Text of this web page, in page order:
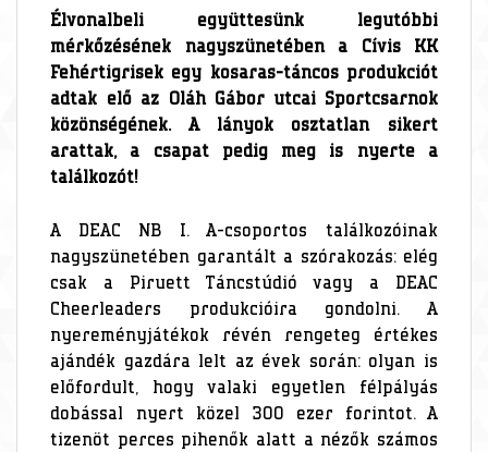
Élvonalbeli együttesünk legutóbbi
mérkőzésének nagyszünetében a Cívis KK
Fehértigrisek egy kosaras-táncos produkciót
adtak elő az Oláh Gábor utcai Sportcsarnok
közönségének. A lányok osztatlan sikert
arattak, a csapat pedig meg is nyerte a
találkozót!
A DEAC NB I. A-csoportos találkozóinak
nagyszünetében garantált a szórakozás: elég
csak a Piruett Táncstúdió vagy a DEAC
Cheerleaders produkcióira gondolni. A
nyereményjátékok révén rengeteg értékes
ajándék gazdára lelt az évek során: olyan is
előfordult, hogy valaki egyetlen félpályás
dobással nyert közel 300 ezer forintot. A
tizenöt perces pihenők alatt a nézők számos